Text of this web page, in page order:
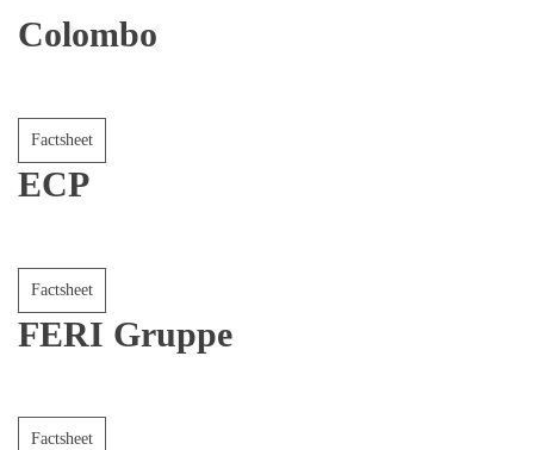
Colombo
Factsheet
ECP
Factsheet
FERI Gruppe
Factsheet